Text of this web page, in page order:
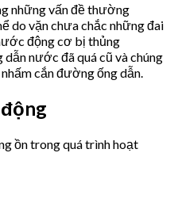
những vấn đề thường
do vặn chưa chắc những đai
động cơ bị thủng
nước đã quá cũ và chúng
cắn đường ống dẫn.
ồn trong quá trình hoạt